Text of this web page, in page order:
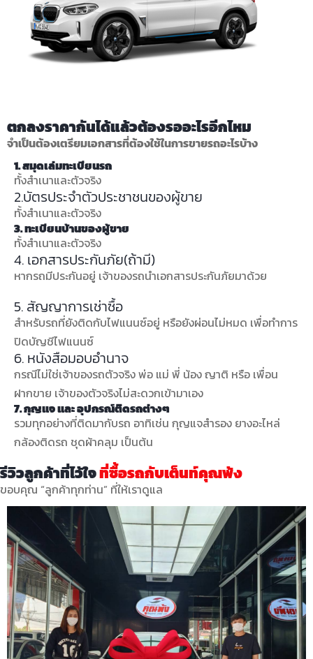
ตกลงราคากันได้แล้วต้องรออะไรอีกไหม
จำเป็นต้องเตรียมเอกสารที่ต้องใช้ในการขายรถอะไรบ้าง
1. สมุดเล่มทะเบียนรถ
ทั้งสำเนาและตัวจริง
2.บัตรประจำตัวประชาชนของผู้ขาย
ทั้งสำเนาและตัวจริง
3. ทะเบียนบ้านของผู้ขาย
ทั้งสำเนาและตัวจริง
4. เอกสารประกันภัย(ถ้ามี)
หากรถมีประกันอยู่ เจ้าของรถนำเอกสารประกันภัยมาด้วย
5. สัญญาการเช่าซื้อ
สำหรับรถที่ยังติดกับไฟแนนซ์อยู่ หรือยังผ่อนไม่หมด เพื่อทำการ
ปิดบัญชีไฟแนนซ์
6. หนังสือมอบอำนาจ
กรณีไม่ใช่เจ้าของรถตัวจริง พ่อ แม่ พี่ น้อง ญาติ หรือ เพื่อน
ฝากขาย เจ้าของตัวจริงไม่สะดวกเข้ามาเอง
7. กุญแจ และ อุปกรณ์ติดรถต่างๆ
รวมทุกอย่างที่ติดมากับรถ อาทิเช่น กุญแจสำรอง ยางอะไหล่
กล้องติดรถ ชุดผ้าคลุม เป็นต้น
รีวิวลูกค้าที่ไว้ใจที่ซื้อรถกับเต็นท์คุณพ้ง
ขอบคุณ “ลูกค้าทุกท่าน” ที่ให้เราดูแล